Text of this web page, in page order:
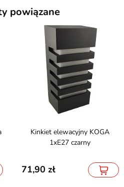
powiązane
Kinkiet elewacyjny KOGA
1xE27 czarny
71,90